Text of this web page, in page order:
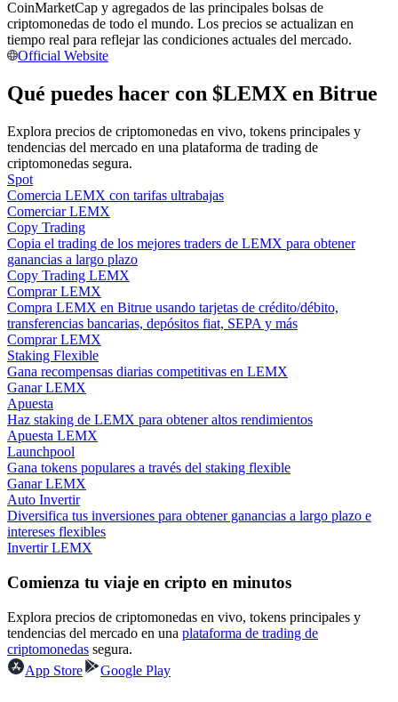
Disfruta del reparto de beneficios y comisiones de copy trading
Información
Análisis de big data que incluye información comercial, etc.
Guía
Guía de inicio de futuros
Estrategias comerciales
Aprenda cómo mantenerse rentable
CoinMarketCap y agregados de las principales bolsas de
criptomonedas de todo el mundo. Los precios se actualizan en
tiempo real para reflejar las condiciones actuales del mercado.
Official Website
Qué puedes hacer con $LEMX en Bitrue
Explora precios de criptomonedas en vivo, tokens principales y
tendencias del mercado en una plataforma de trading de
criptomonedas segura.
Spot
Comercia LEMX con tarifas ultrabajas
Comerciar LEMX
Copy Trading
Copia el trading de los mejores traders de LEMX para obtener
ganancias a largo plazo
Copy Trading LEMX
Comprar LEMX
Compra LEMX en Bitrue usando tarjetas de crédito/débito,
transferencias bancarias, depósitos fiat, SEPA y más
Comprar LEMX
Staking Flexible
Gana recompensas diarias competitivas en LEMX
Ganar LEMX
Apuesta
Haz staking de LEMX para obtener altos rendimientos
Apuesta LEMX
Launchpool
Gana tokens populares a través del staking flexible
Ganar LEMX
Auto Invertir
Diversifica tus inversiones para obtener ganancias a largo plazo e
intereses flexibles
Invertir LEMX
Comienza tu viaje en cripto en minutos
Explora precios de criptomonedas en vivo, tokens principales y
tendencias del mercado en una plataforma de trading de
criptomonedas segura.
App Store
Google Play